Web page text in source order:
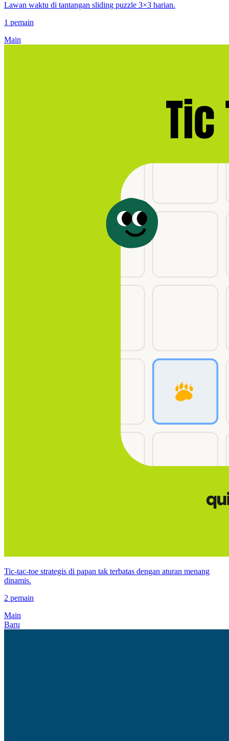
Lawan waktu di tantangan sliding puzzle 3×3 harian.
1 pemain
Main
Tic-tac-toe strategis di papan tak terbatas dengan aturan menang
dinamis.
2 pemain
Main
Baru